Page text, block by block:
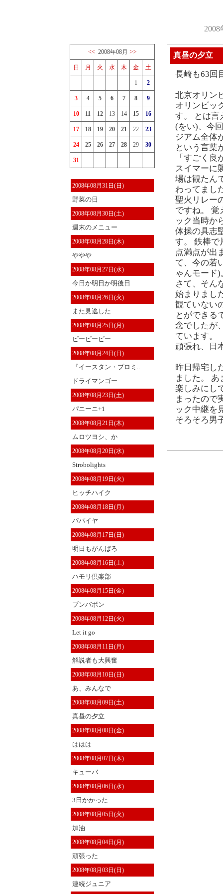
<< 2008年08月 >>
日 月 火 水 木 金 土
1 2
3 4 5 6 7 8 9
10 11 12 13 14 15 16
17 18 19 20 21 22 23
24 25 26 27 28 29 30
31
2008年08月31日(日)
野菜の日
2008年08月30日(土)
週末のメニュー
2008年08月28日(木)
ややや
2008年08月27日(水)
今日か明日か明後日
2008年08月26日(火)
また見逃した
2008年08月25日(月)
ピーピーピー
2008年08月24日(日)
『イースタン・プロミ..
ドライマンゴー
2008年08月23日(土)
パニーニ+1
2008年08月21日(木)
ムロツヨシ、か
2008年08月20日(水)
Strobolights
2008年08月19日(火)
ヒッチハイク
2008年08月18日(月)
パパイヤ
2008年08月17日(日)
明日もがんばろ
2008年08月16日(土)
ハモリ倶楽部
2008年08月15日(金)
ブンバボン
2008年08月12日(火)
Let it go
2008年08月11日(月)
解説者も大興奮
2008年08月10日(日)
あ、みんなで
2008年08月09日(土)
真昼の夕立
2008年08月08日(金)
ははは
2008年08月07日(木)
キューバ
2008年08月06日(水)
3日かかった
2008年08月05日(火)
加油
2008年08月04日(月)
頑張った
2008年08月03日(日)
連続ジュニア
真昼の夕立
長崎も63回
北京オリン
オリンピッ
す。 とは言
(をい)、今
ジアム全体
という言葉
「すごく
スイマーに
場は観たん
わってまし
聖火リレー
ですね。 覚
ック当時か
体操の具志
す。 鉄棒で
点満点が出
て、今の若
ゃんモード)
さて、そん
始まりまし
観ていない
とができる
念でしたが
ています。
頑張れ、日
昨日帰宅し
ました。
楽しみにし
まったので
ック中継を
そろそろ男